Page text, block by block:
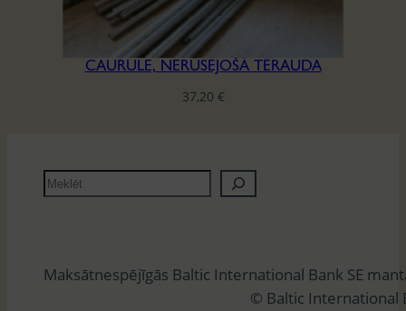
CAURULE, NERŪSĒJOŠĀ TĒRAUDA
37,20 €
M
e
ē
Maksātnespējīgās Baltic International Bank SE
© Baltic International